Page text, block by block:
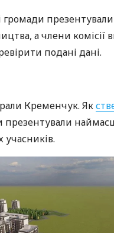
презентували
а члени комісії
подані дані.
Кременчук. Як
презентували
учасників.